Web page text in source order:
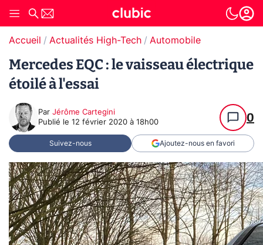
Accueil Actualités High-Tech Automobile
Mercedes EQC : le vaisseau électrique
étoilé à l'essai
Par Jérôme Cartegini
Publié le 12 février 2020 à 18h00 0
Suivez-nous Ajoutez-nous en favori